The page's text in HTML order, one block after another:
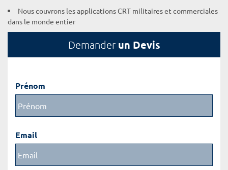
Nous couvrons les applications CRT militaires et commerciales
dans le monde entier
Demander un Devis
Prénom
Email